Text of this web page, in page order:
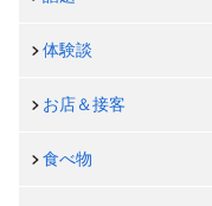
体験談
お店＆接客
食べ物